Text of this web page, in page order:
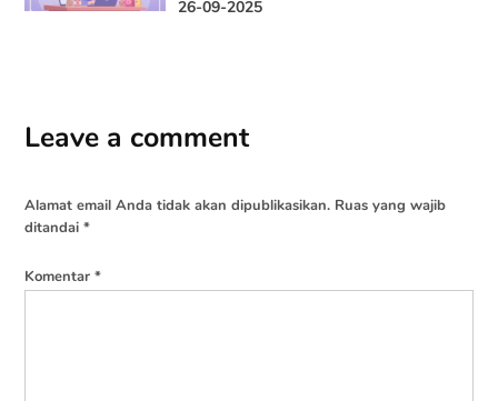
26-09-2025
Leave a comment
Alamat email Anda tidak akan dipublikasikan. Ruas yang wajib
ditandai*
Komentar*